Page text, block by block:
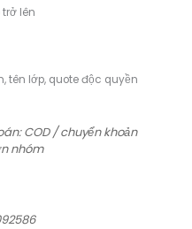
trở lên
tên lớp, quote độc quyền
COD / chuyển khoản
nhóm